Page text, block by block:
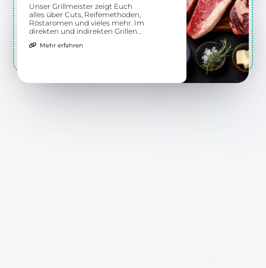
Unser Grillmeister zeigt Euch
alles über Cuts, Reifemethoden,
Röstaromen und vieles mehr. Im
direkten und indirekten Grillen
die richtige Zubereitung
Mehr erfahren